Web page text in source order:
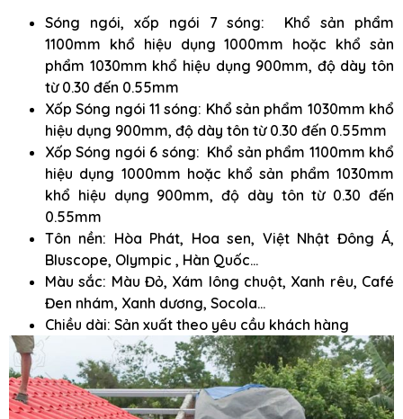
Sóng ngói, xốp ngói 7 sóng: Khổ sản phẩm
1100mm khổ hiệu dụng 1000mm hoặc khổ sản
phẩm 1030mm khổ hiệu dụng 900mm, độ dày tôn
từ 0.30 đến 0.55mm
Xốp Sóng ngói 11 sóng: Khổ sản phẩm 1030mm khổ
hiệu dụng 900mm, độ dày tôn từ 0.30 đến 0.55mm
Xốp Sóng ngói 6 sóng: Khổ sản phẩm 1100mm khổ
hiệu dụng 1000mm hoặc khổ sản phẩm 1030mm
khổ hiệu dụng 900mm, độ dày tôn từ 0.30 đến
0.55mm
Tôn nền: Hòa Phát, Hoa sen, Việt Nhật Đông Á,
Bluscope, Olympic , Hàn Quốc…
Màu sắc: Màu Đỏ, Xám lông chuột, Xanh rêu, Café
Đen nhám, Xanh dương, Socola…
Chiều dài: Sản xuất theo yêu cầu khách hàng